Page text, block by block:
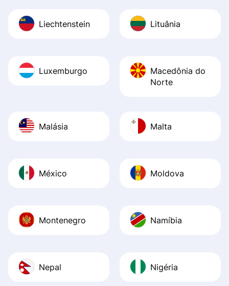
Liechtenstein Lituânia
Luxemburgo
Macedônia do
Norte
Malásia Malta
México Moldova
Montenegro Namíbia
Nepal Nigéria